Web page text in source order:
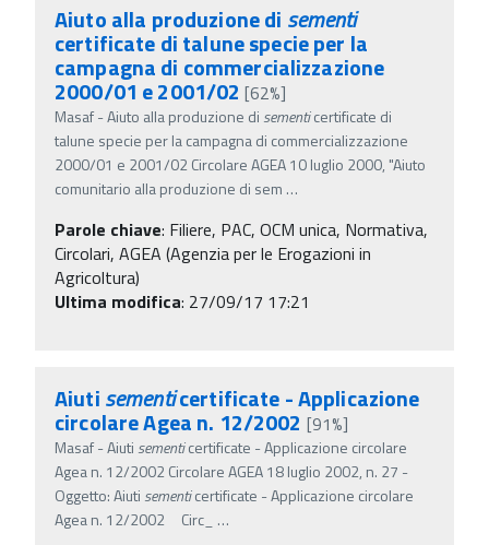
Aiuto alla produzione di sementi
certificate di talune specie per la
campagna di commercializzazione
2000/01 e 2001/02 [62%]
Masaf - Aiuto alla produzione di sementicertificate di
talune specie per la campagna di commercializzazione
2000/01 e 2001/02 Circolare AGEA 10 luglio 2000, "Aiuto
comunitario alla produzione di sem …
Parole chiave: Filiere, PAC, OCM unica, Normativa,
Circolari, AGEA (Agenzia per le Erogazioni in
Agricoltura)
Ultima modifica: 27/09/17 17:21
Aiutisementicertificate - Applicazione
circolare Agea n. 12/2002 [91%]
Masaf - Aiuti sementicertificate - Applicazione circolare
Agea n. 12/2002 Circolare AGEA 18 luglio 2002, n. 27 -
Oggetto: Aiuti sementicertificate - Applicazione circolare
Agea n. 12/2002 Circ_
…